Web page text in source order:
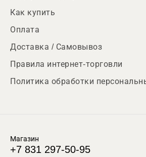
Как купить
Оплата
Доставка / Самовывоз
Правила интернет-торговли
Политика обработки
Магазин
+7 831 297-50-95